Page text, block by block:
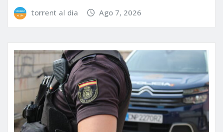
torrent al dia Ago 7, 2026